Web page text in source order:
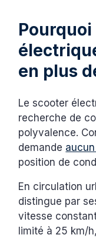
en plus
Le scooter
recherche de
polyvalence.
demande
position de
En circulation
distingue par
vitesse
limité à 25 km/